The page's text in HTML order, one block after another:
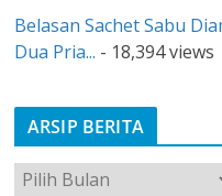
Belasan Sachet Sabu
Dua Pria... - 18,394 views
ARSIP BERITA
A